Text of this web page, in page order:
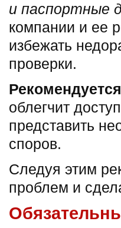
и паспортные
компании и ее
избежать
проверки.
облегчит
представить
споров.
Следуя этим
проблем и